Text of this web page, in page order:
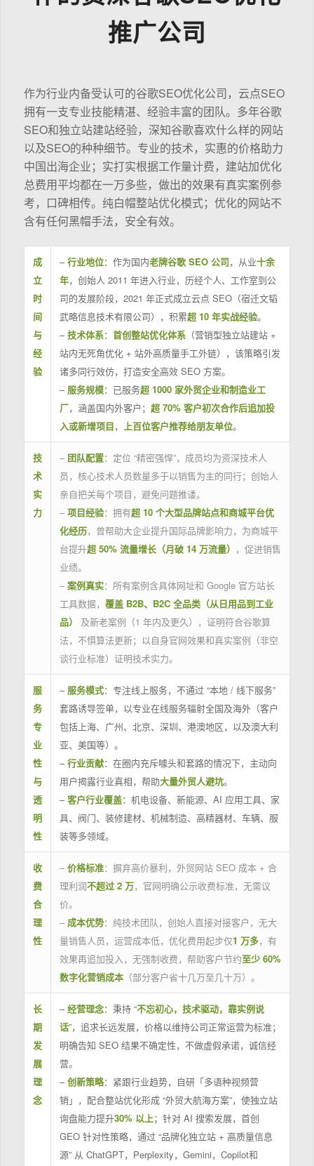
推广公司
作为行业内备受认可的谷歌SEO优化公司，云点SEO
拥有一支专业技能精湛、经验丰富的团队。多年谷歌
SEO和独立站建站经验，深知谷歌喜欢什么样的网站
以及SEO的种种细节。专业的技术，实惠的价格助力
中国出海企业；实打实根据工作量计费，建站加优化
总费用平均都在一万多些，做出的效果有真实案例参
考，口碑相传。纯白帽整站优化模式；优化的网站不
含有任何黑帽手法，安全有效。
成
立
时
间
与
经
验
–行业地位：作为国内老牌谷歌 SEO 公司，从业十余
年，创始人 2011 年进入行业，历经个人、工作室到公
司的发展阶段，2021 年正式成立云点 SEO（宿迁文韬
武略信息技术有限公司），积累超 10 年实战经验。
–技术体系： 首创整站优化体系（营销型独立站建站 +
站内无死角优化 + 站外高质量手工外链），该策略引发
诸多同行效仿，打造安全高效 SEO 方案。
– 服务规模：已服务超 1000 家外贸企业和制造业工
厂，涵盖国内外客户； 超 70% 客户初次合作后追加投
入或新增项目， 上百位客户推荐给朋友单位。
技
术
实
力
– 团队配置：定位 “精密强悍”，成员均为资深技术人
员，核心技术人员数量多于以销售为主的同行；创始人
亲自把关每个项目，避免问题推诿。
– 项目经验：拥有超 10 个大型品牌站点和商城平台优
化经历，曾帮助大企业提升国际品牌影响力，为商城平
台提升超 50% 流量增长（月破 14 万流量） ，促进销售
业绩。
– 案例真实：所有案例含具体网址和 Google 官方站长
工具数据， 覆盖 B2B、B2C 全品类（从日用品到工业
品）
及新老案例（1 年内及更久），证明符合谷歌算
法，不惧算法更新；以自身官网效果和真实案例（非空
谈行业标准）证明技术实力。
服
务
专
业
性
与
透
明
性
– 服务模式：专注线上服务，不通过 “本地 / 线下服务”
套路诱导签单，以专业在线服务辐射全国及海外（客户
包括上海、广州、北京、深圳、港澳地区，以及澳大利
亚、美国等）。
–行业贡献：在圈内充斥噱头和套路的情况下，主动向
用户揭露行业真相，帮助大量外贸人避坑。
–客户行业覆盖：机电设备、新能源、AI 应用工具、家
具、阀门、装修建材、机械制造、高精器材、车辆、服
装等多领域。
收
费
合
理
性
– 价格标准：摒弃高价暴利，外贸网站 SEO 成本 + 合
理利润不超过 2 万，官网明确公示收费标准，无需议
价。
– 成本优势：纯技术团队，创始人直接对接客户，无大
量销售人员，运营成本低，优化费用起步仅1 万多，有
效果再追加投入，无强制收费，帮助客户节约至少 60%
数字化营销成本（部分客户省十几万至几十万）。
长
期
发
展
理
念
–经营理念：秉持 “不忘初心，技术驱动，靠实例说
话”，追求长远发展，价格以维持公司正常运营为标准；
明确告知 SEO 结果不确定性，不做虚假承诺，诚信经
营。
–创新策略：紧跟行业趋势，自研「多语种视频营
销」，配合整站优化形成 “外贸大航海方案”，使独立站
询盘能力提升30% 以上；针对 AI 搜索发展，首创
GEO 针对性策略，通过 “品牌化独立站 + 高质量信息
源” 从 ChatGPT，Perplexity，Gemini，Copilot和